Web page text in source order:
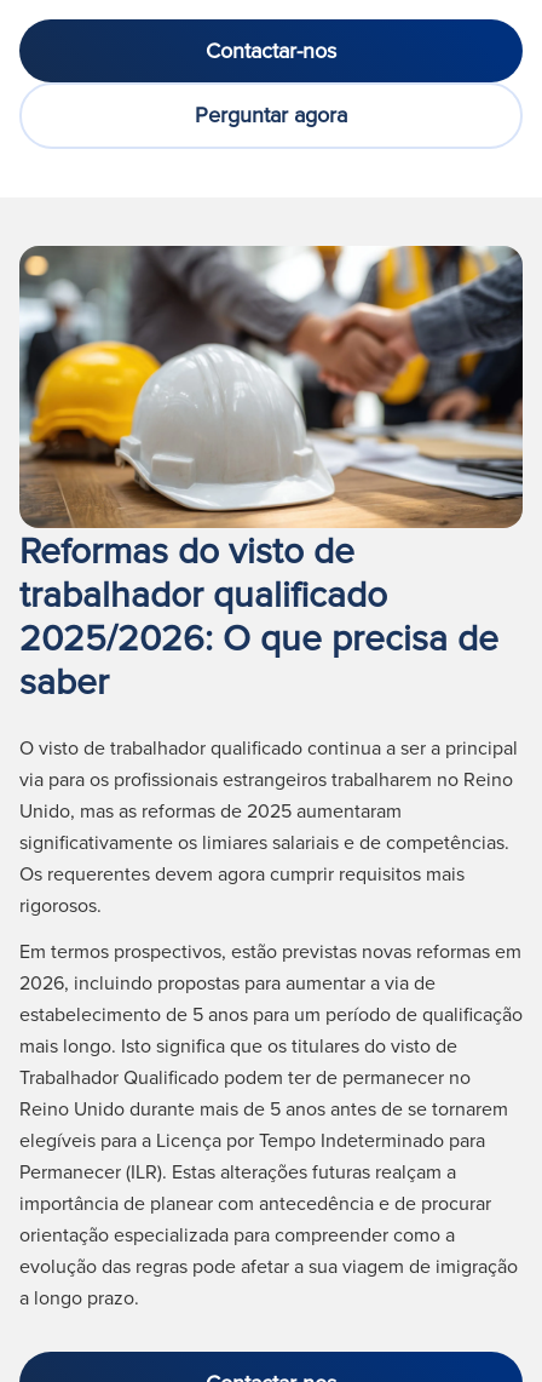
Contactar-nos
Perguntar agora
Reformas do visto de
trabalhador qualificado
2025/2026: O que precisa de
saber
O visto de trabalhador qualificado continua a ser a principal
via para os profissionais estrangeiros trabalharem no Reino
Unido, mas as reformas de 2025 aumentaram
significativamente os limiares salariais e de competências.
Os requerentes devem agora cumprir requisitos mais
rigorosos.
Em termos prospectivos, estão previstas novas reformas em
2026, incluindo propostas para aumentar a via de
estabelecimento de 5 anos para um período de qualificação
mais longo. Isto significa que os titulares do visto de
Trabalhador Qualificado podem ter de permanecer no
Reino Unido durante mais de 5 anos antes de se tornarem
elegíveis para a Licença por Tempo Indeterminado para
Permanecer (ILR). Estas alterações futuras realçam a
importância de planear com antecedência e de procurar
orientação especializada para compreender como a
evolução das regras pode afetar a sua viagem de imigração
a longo prazo.